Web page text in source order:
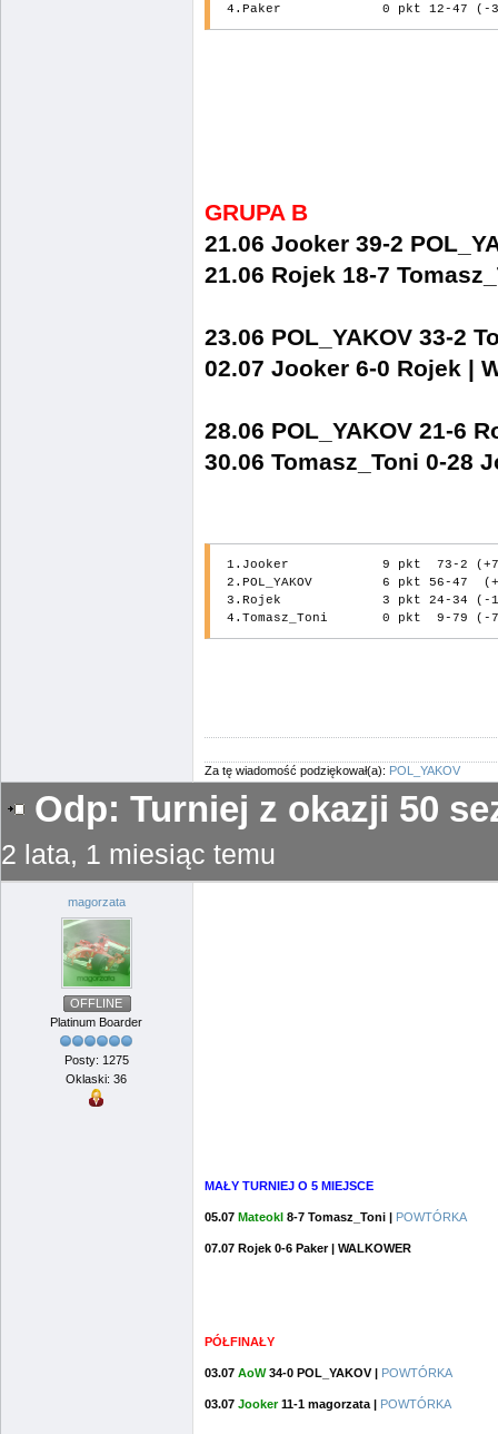
GRUPA B
21.06 Jooker 39-2
21.06 Rojek 18-7
23.06 POL_YAKOV 33-2
02.07 Jooker 6-0 Rojek |
28.06 POL_YAKOV 21-6
30.06 Tomasz_Toni 0-28
1.Jooker            9 pkt  73-2 (+71)
2.POL_YAKOV         6 pkt 56-47
3.Rojek             3 pkt 24-34 (-10)
Za tę wiadomość podziękował(a): POL_YAKOV
Odp: Turniej z okazji 50
2 lata, 1 miesiąc temu
magorzata
OFFLINE
Platinum Boarder
Posty: 1275
Oklaski: 36
MAŁY TURNIEJ O 5 MIEJSCE
05.07 Mateokl 8-7 Tomasz_Toni | POWTÓRKA
07.07 Rojek 0-6 Paker | WALKOWER
PÓŁFINAŁY
03.07 AoW34-0 POL_YAKOV | POWTÓRKA
03.07 Jooker11-1 magorzata | POWTÓRKA